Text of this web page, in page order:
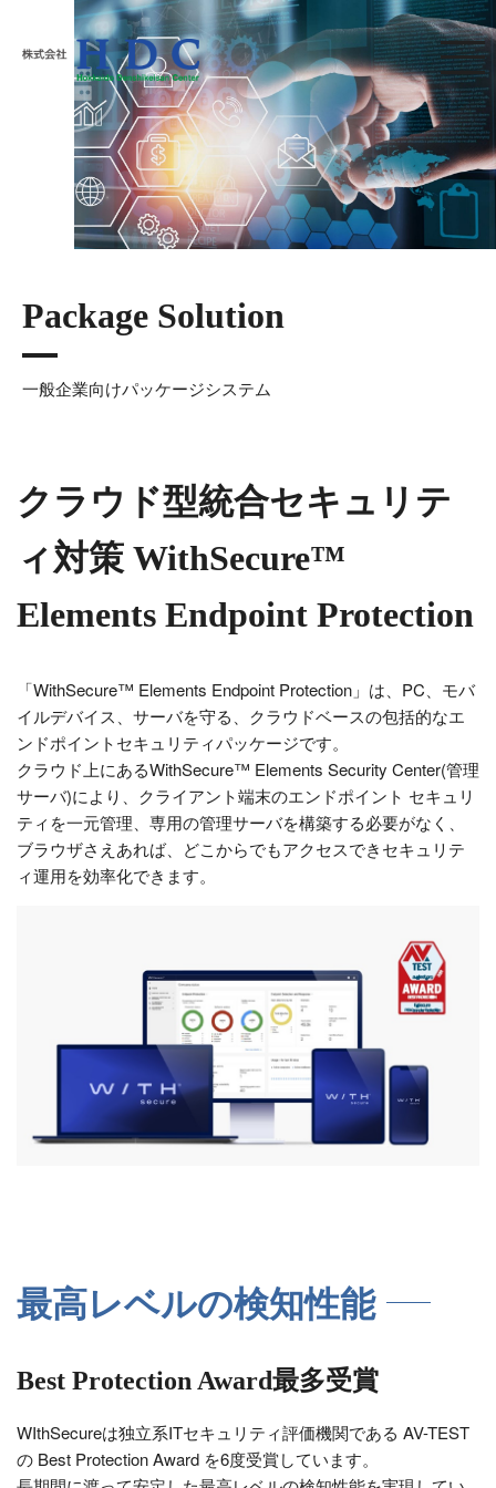
株式会社HDC
Package Solution
一般企業向けパッケージシステム
クラウド型統合セキュリテ
ィ対策 WithSecure™
Elements Endpoint Protection
「WithSecure™ Elements Endpoint Protection」は、PC、モバ
イルデバイス、サーバを守る、クラウドベースの包括的なエ
ンドポイントセキュリティパッケージです。
クラウド上にあるWithSecure™ Elements Security Center(管理
サーバ)により、クライアント端末のエンドポイント セキュリ
ティを一元管理、専用の管理サーバを構築する必要がなく、
ブラウザさえあれば、どこからでもアクセスできセキュリテ
ィ運用を効率化できます。
最高レベルの検知性能
Best Protection Award最多受賞
WIthSecureは独立系ITセキュリティ評価機関である AV-TEST
の Best Protection Award を6度受賞しています。